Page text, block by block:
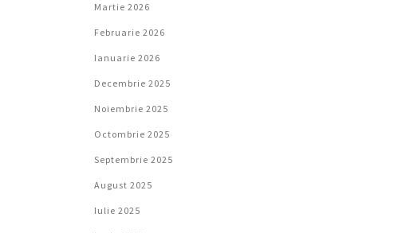
Martie 2026
Februarie 2026
Ianuarie 2026
Decembrie 2025
Noiembrie 2025
Octombrie 2025
Septembrie 2025
August 2025
Iulie 2025